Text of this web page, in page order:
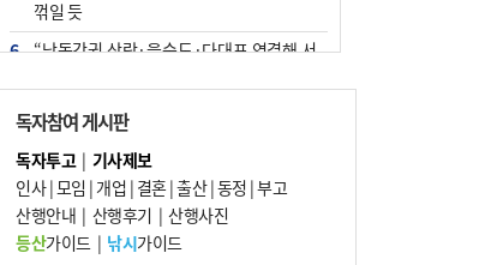
꺾일 듯
6
“낙동강권 삼락·을숙도·다대포 연결해 서
7
오늘의 날씨- 2026년 8월 7일
8
[사설] 해수부 신청사 북항으로 확정, 해양
수도 도약의 전환점
9
외국인 선원 ‘인신매매 경유지’ 된 부산…
우려가 현실로
독자참여 게시판
독자투고| 기사제보
인사|모임 | 개업 | 결혼|출산|동정 |부고
산행안내 | 산행후기 | 산행사진
등산가이드| 낚시가이드